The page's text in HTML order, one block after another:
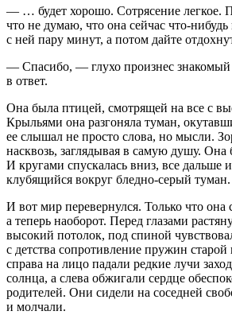
— … будет хорошо. Сотрясение легкое.
что не думаю, что она сейчас что-
с ней пару минут, а потом дайте
— Спасибо, — глухо произнес знакомый
в ответ.
Она была птицей, смотрящей на все с
Крыльями она разгоняла туман,
ее слышал не просто слова, но мысли.
насквозь, заглядывая в самую душу. Она
И кругами спускалась вниз, все дальше
клубящийся вокруг бледно-серый туман.
И вот мир перевернулся. Только что она
а теперь наоборот. Перед глазами
высокий потолок, под спиной
с детства сопротивление пружин старой
справа на лицо падали редкие лучи
солнца, а слева обжигали сердце
родителей. Они сидели на соседней
и молчали.